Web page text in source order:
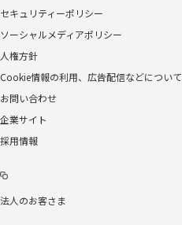
セキュリティーポリシー
ソーシャルメディアポリシー
人権方針
Cookie情報の利用、広告配信などについて
お問い合わせ
企業サイト
採用情報
法人のお客さま